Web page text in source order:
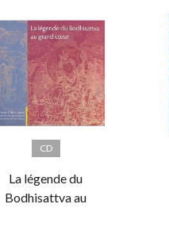
CD
La légende du
Bodhisattva au